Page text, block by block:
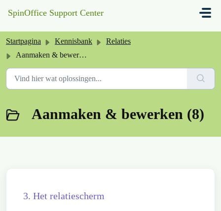
SpinOffice Support Center
Startpagina Kennisbank
Relaties
Aanmaken & bewerken
Aanmaken & bewerken (8)
3. Het relatiescherm